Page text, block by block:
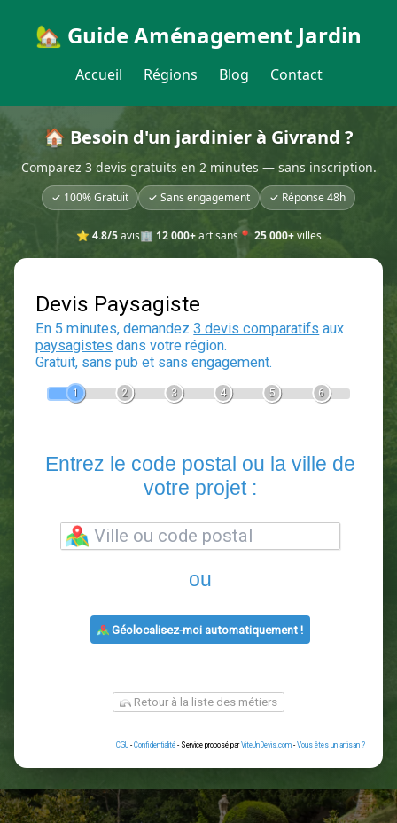
🏡 Guide Aménagement Jardin
Accueil Régions Blog Contact
🏠 Besoin d'un jardinier à Givrand ?
Comparez 3 devis gratuits en 2 minutes — sans inscription.
✓ 100% Gratuit ✓ Sans engagement ✓ Réponse 48h
⭐ 4.8/5avis🏢 12 000+artisans📍 25 000+villes
Devis Paysagiste
En 5 minutes, demandez3 devis comparatifs
votre projet :
ou
Géolocalisez-moi automatiquement !